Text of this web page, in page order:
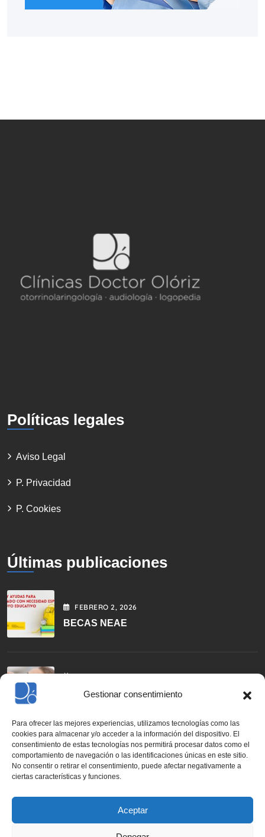
Gestionar consentimiento
Para ofrecer las mejores experiencias, utilizamos tecnologías como las
cookies para almacenar y/o acceder a la información del dispositivo. El
consentimiento de estas tecnologías nos permitirá procesar datos como el
comportamiento de navegación o las identificaciones únicas en este sitio.
No consentir o retirar el consentimiento, puede afectar negativamente a
ciertas características y funciones.
Aceptar
Políticas legales
Aviso Legal
P. Privacidad
P. Cookies
Últimas publicaciones
FEBRERO2 , 2026
BECAS NEAE
OCTUBRE10, 2025
Lavados Nasales: Guía Práctica Para La
Contáctanos